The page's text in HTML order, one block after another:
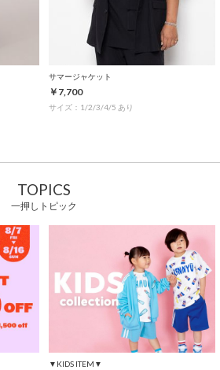
サマージャケット
￥7,700
サイズ：1/2/3/4/5 あり
TOPICS
一押しトピック
▼KIDS ITEM▼